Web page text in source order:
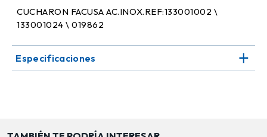
CUCHARON FACUSA AC.INOX.REF:133001002 \
133001024 \ 019862
Especificaciones